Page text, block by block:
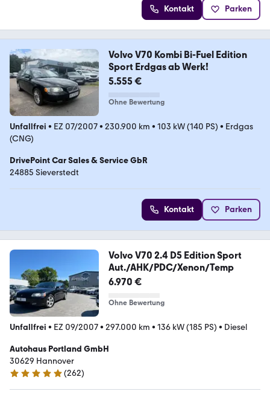
Kontakt Parken
Volvo V70 Kombi Bi-Fuel Edition
Sport Erdgas ab Werk!
5.555 €
Ohne Bewertung
Unfallfrei • EZ 07/2007• 230.900 km • 103 kW (140 PS) • Erdgas
(CNG)
DrivePoint Car Sales & Service GbR
24885 Sieverstedt
Kontakt Parken
Volvo V70 2.4 D5 Edition Sport
Aut./AHK/PDC/Xenon/Temp
6.970 €
Ohne Bewertung
Unfallfrei • EZ 09/2007• 297.000 km • 136 kW (185 PS) • Diesel
Autohaus Portland GmbH
30629 Hannover
4.8 Sterne
(262)